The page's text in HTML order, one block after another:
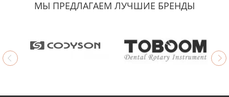
МЫ ПРЕДЛАГАЕМ ЛУЧШИЕ БРЕНДЫ